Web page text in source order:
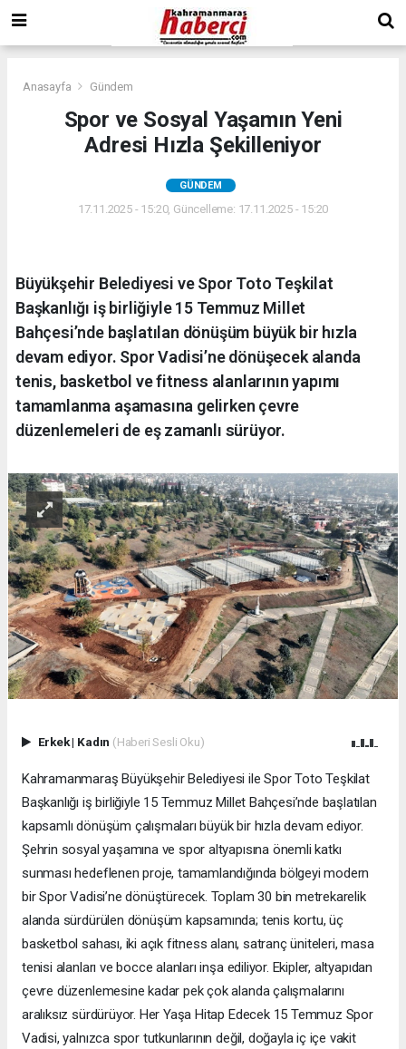
Anasayfa Gündem
Spor ve Sosyal Yaşamın Yeni
Adresi Hızla Şekilleniyor
GÜNDEM
17.11.2025 - 15:20, Güncelleme: 17.11.2025 - 15:20
Büyükşehir Belediyesi ve Spor Toto Teşkilat
Başkanlığı iş birliğiyle 15 Temmuz Millet
Bahçesi’nde başlatılan dönüşüm büyük bir hızla
devam ediyor. Spor Vadisi’ne dönüşecek alanda
tenis, basketbol ve fitness alanlarının yapımı
tamamlanma aşamasına gelirken çevre
düzenlemeleri de eş zamanlı sürüyor.
Erkek| Kadın (Haberi Sesli Oku)
Kahramanmaraş Büyükşehir Belediyesi ile Spor Toto Teşkilat
Başkanlığı iş birliğiyle 15 Temmuz Millet Bahçesi’nde başlatılan
kapsamlı dönüşüm çalışmaları büyük bir hızla devam ediyor.
Şehrin sosyal yaşamına ve spor altyapısına önemli katkı
sunması hedeflenen proje, tamamlandığında bölgeyi modern
bir Spor Vadisi’ne dönüştürecek. Toplam 30 bin metrekarelik
alanda sürdürülen dönüşüm kapsamında; tenis kortu, üç
basketbol sahası, iki açık fitness alanı, satranç üniteleri, masa
tenisi alanları ve bocce alanları inşa ediliyor. Ekipler, altyapıdan
çevre düzenlemesine kadar pek çok alanda çalışmalarını
aralıksız sürdürüyor. Her Yaşa Hitap Edecek 15 Temmuz Spor
Vadisi, yalnızca spor tutkunlarının değil, doğayla iç içe vakit